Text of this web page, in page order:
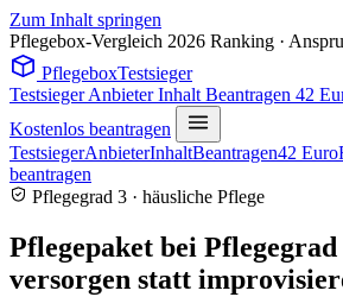
Zum Inhalt springen
Pflegebox-Vergleich 2026 Ranking ·
PflegeboxTestsieger
TestsiegerAnbieterInhalt Beantragen 42
Kostenlos beantragen
TestsiegerAnbieterInhaltBeantragen42 Euro
beantragen
Pflegegrad 3 · häusliche Pflege
Pflegepaket bei
versorgen statt